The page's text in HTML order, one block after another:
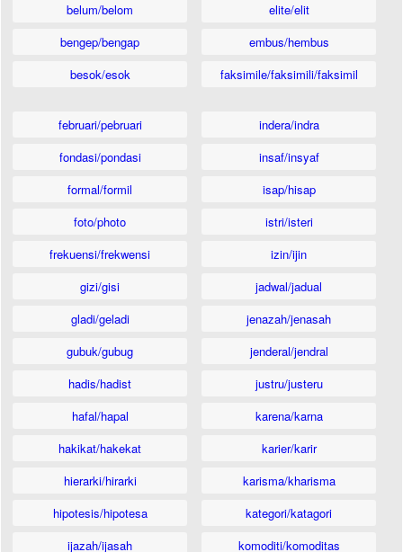
belum/belom
bengep/bengap
besok/esok
elite/elit
embus/hembus
faksimile/faksimili/faksimil
februari/pebruari
fondasi/pondasi
formal/formil
foto/photo
frekuensi/frekwensi
gizi/gisi
gladi/geladi
gubuk/gubug
hadis/hadist
hafal/hapal
hakikat/hakekat
hierarki/hirarki
hipotesis/hipotesa
ijazah/ijasah
indera/indra
insaf/insyaf
isap/hisap
istri/isteri
izin/ijin
jadwal/jadual
jenazah/jenasah
jenderal/jendral
justru/justeru
karena/karna
karier/karir
karisma/kharisma
kategori/katagori
komoditi/komoditas